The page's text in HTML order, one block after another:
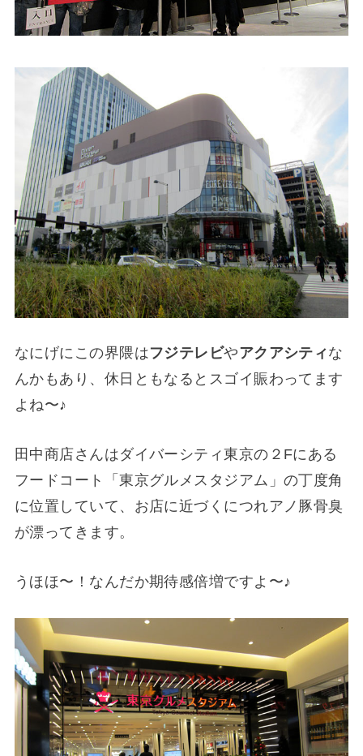
なにげにこの界隈はフジテレビやアクアシティな
んかもあり、休日ともなるとスゴイ賑わってます
よね〜♪
田中商店さんはダイバーシティ東京の２Fにある
フードコート「東京グルメスタジアム」の丁度角
に位置していて、お店に近づくにつれアノ豚骨臭
が漂ってきます。
うほほ〜！なんだか期待感倍増ですよ〜♪